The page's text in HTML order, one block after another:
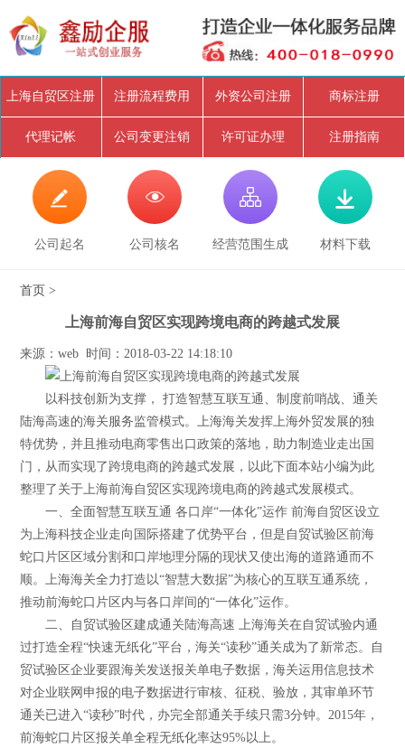
上海自贸区注册 注册流程费用 外资公司注册 商标注册
代理记帐 公司变更注销 许可证办理 注册指南

公司起名

公司核名

经营范围生成

材料下载
首页 >
上海前海自贸区实现跨境电商的跨越式发展
来源：web 时间：2018-03-22 14:18:10
以科技创新为支撑， 打造智慧互联互通、制度前哨战、通关
陆海高速的海关服务监管模式。上海海关发挥上海外贸发展的独
特优势，并且推动电商零售出口政策的落地，助力制造业走出国
门，从而实现了跨境电商的跨越式发展，以此下面本站小编为此
整理了关于上海前海自贸区实现跨境电商的跨越式发展模式。
一、全面智慧互联互通 各口岸“一体化”运作 前海自贸区设立
为上海科技企业走向国际搭建了优势平台，但是自贸试验区前海
蛇口片区区域分割和口岸地理分隔的现状又使出海的道路通而不
顺。上海海关全力打造以“智慧大数据”为核心的互联互通系统，
推动前海蛇口片区内与各口岸间的“一体化”运作。
二、自贸试验区建成通关陆海高速 上海海关在自贸试验内通
过打造全程“快速无纸化”平台，海关“读秒”通关成为了新常态。自
贸试验区企业要跟海关发送报关单电子数据，海关运用信息技术
对企业联网申报的电子数据进行审核、征税、验放，其审单环节
通关已进入“读秒”时代，办完全部通关手续只需3分钟。2015年，
前海蛇口片区报关单全程无纸化率达95%以上。